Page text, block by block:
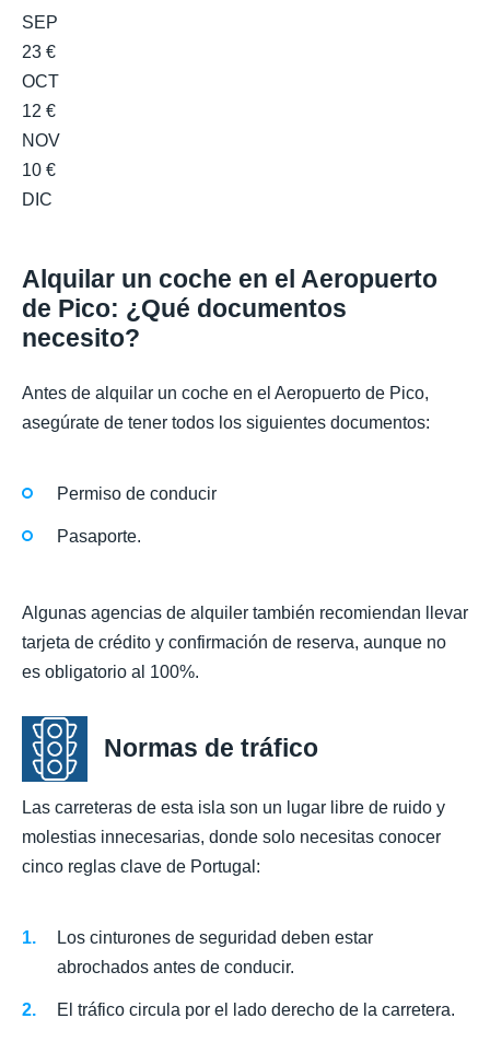
SEP
23 €
OCT
12 €
NOV
10 €
DIC
Alquilar un coche en el Aeropuerto
de Pico: ¿Qué documentos
necesito?
Antes de alquilar un coche en el Aeropuerto de Pico,
asegúrate de tener todos los siguientes documentos:
Permiso de conducir
Pasaporte.
Algunas agencias de alquiler también recomiendan llevar
tarjeta de crédito y confirmación de reserva, aunque no
es obligatorio al 100%.
Normas de tráfico
Las carreteras de esta isla son un lugar libre de ruido y
molestias innecesarias, donde solo necesitas conocer
cinco reglas clave de Portugal:
Los cinturones de seguridad deben estar
abrochados antes de conducir.
El tráfico circula por el lado derecho de la carretera.